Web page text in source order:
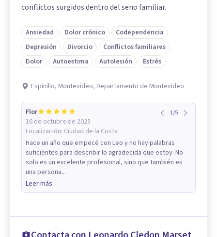
conflictos surgidos dentro del seno familiar.
Ansiedad Dolor crónico
Codependencia
Depresión
Divorcio
Conflictos familiares
Dolor
Autoestima Autolesión Estrés
Espinillo, Montevideo, Departamento de Montevideo
Flor
16 de octubre de 2023
Localización: Ciudad de la Costa
1/5
Hace un año que empecé con Leo y no hay palabras
suficientes para describir lo agradecida que estoy. No
solo es un excelente profesional, sino que también es
una persona...
Leer más